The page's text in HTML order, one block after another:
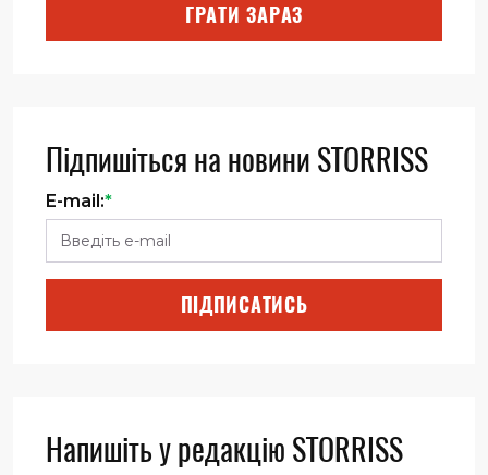
ГРАТИ ЗАРАЗ
Підпишіться на новини STORRISS
E-mail:*
ПІДПИСАТИСЬ
Напишіть у редакцію STORRISS